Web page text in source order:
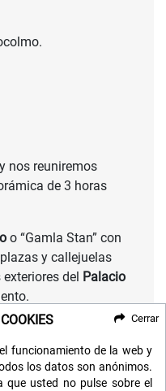
nos reuniremos
de 3 horas
o “Gamla Stan” con
y callejuelas
del Palacio
para disfrutar del
a nuestro
funcionamiento de la web y
los datos son anónimos.
que usted no pulse sobre el
Cerrar